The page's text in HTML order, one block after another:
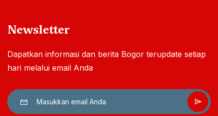
Newsletter
Dapatkan informasi dan berita Bogor terupdate setiap
hari melalui email Anda